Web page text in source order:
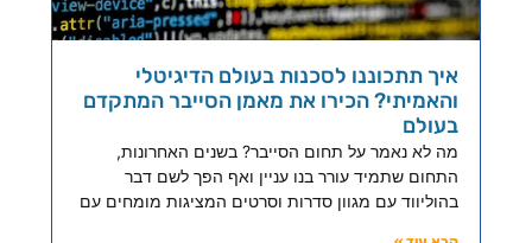
איך תתכוננו לסכנות בעולם הדיגיטלי
והאמיתי? הכירו את מאמן הסייבר המתקדם
בעולם
מה לא נאמר על תחום הסייבר? בשנים האחרונות,
התחום שתמיד עורר בנו עניין ואף הפך לשם דבר
בהוליווד עם מגוון סדרות וסרטים המציגות מומחים עם